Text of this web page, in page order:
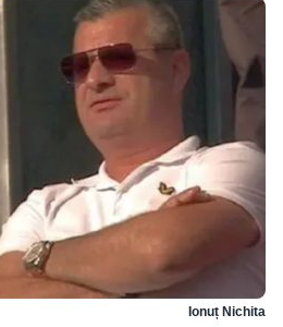
Ionuț Nichita